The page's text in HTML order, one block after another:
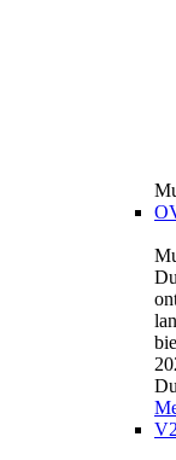
V2